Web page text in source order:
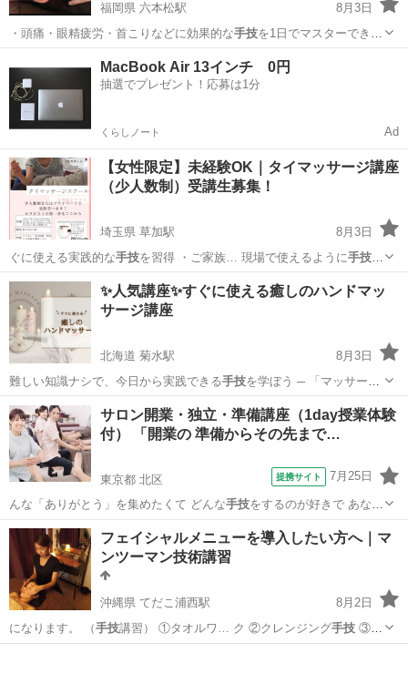
福岡県 六本松駅
8月3日
・頭痛・眼精疲労・首こりなどに効果的な手技を1日でマスターできる
コースです …
マッサージ
MacBook Air 13インチ 0円
抽選でプレゼント！応募は1分
くらしノート Ad
【女性限定】未経験OK｜タイマッサージ講座
（少人数制）受講生募集！
埼玉県 草加駅
8月3日
ぐに使える実践的な手技を習得 ・ご家族… 現場で使えるように手技を
中心に指導 …
埼玉 草加市 草加駅 マッサージ 認定校
✨人気講座✨すぐに使える癒しのハンドマッ
サージ講座
北海道 菊水駅
8月3日
難しい知識ナシで、今日から実践できる手技を学ぼう ─ 「マッサージ
に興味…
北海道 札幌市 菊水駅 美容健康 サロン
サロン開業・独立・準備講座（1day授業体験
付） 「開業の 準備からその先まで…
東京都 北区 提携サイト 7月25日
んな「ありがとう」を集めたくて どんな手技をするのが好きで あなた
だけのプラン…
東京 北区 マッサージ
フェイシャルメニューを導入したい方へ｜マ
ンツーマン技術講習
沖縄県 てだこ浦西駅
8月2日
になります。 （手技講習） ①タオルワ… ク ②クレンジング手技③洗
顔 ④ホット… ャルトリートメント手技トリートメント ⑥… コルテ、